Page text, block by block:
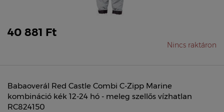
40 881 Ft
Nincs raktáron
Babaoverál Red Castle Combi C-Zipp Marine
kombináció kék 12-24 hó - meleg szellős vízhatlan
RC824150